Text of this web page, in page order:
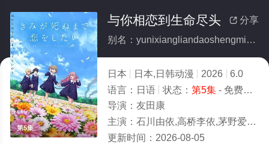
第5集
 分享
与你相恋到生命尽头
别名：yunixiangliandaoshengmingjintou
日本 日本,日韩动漫 2026
6.0
语言： 日语 状态： 第5集- 免费在线观看
导演： 友田康
主演： 石川由依,高桥李依,茅野爱衣,濑户麻沙美,日高里菜,内山夕实
更新时间： 2026-08-05